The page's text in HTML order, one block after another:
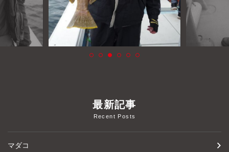
最新記事
Recent Posts
マダコ